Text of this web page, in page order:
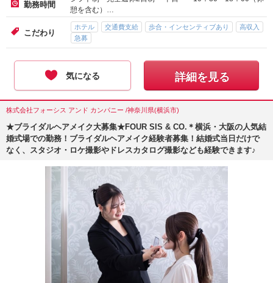
勤務時間
憩を含む）…
こだわり
ホテル 交通費支給 歩合・インセンティブあり
高収入
急募
気になる 詳細を見る
株式会社フォーシス アンド カンパニー /神奈川県(横浜市)
★ブライダルヘアメイク大募集★FOUR SIS & CO.＊横浜・大阪の人気結
婚式場での勤務！ブライダルヘアメイク経験者募集！結婚式当日だけで
なく、スタジオ・ロケ撮影やドレスカタログ撮影なども経験できます♪